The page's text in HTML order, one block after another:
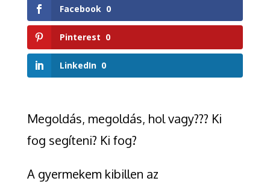
Facebook 0
Pinterest 0
LinkedIn 0
Megoldás, megoldás, hol vagy??? Ki
fog segíteni? Ki fog?
A gyermekem kibillen az